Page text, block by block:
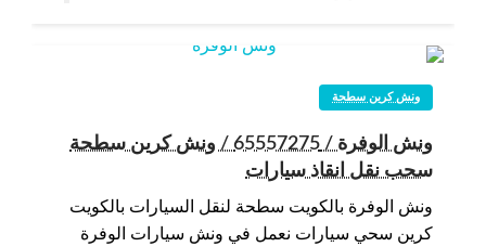
ونش كرين سطحة
ونش الوفرة / 65557275 / ونش كرين سطحة
سحب نقل انقاذ سيارات
ونش الوفرة بالكويت سطحة لنقل السيارات بالكويت
كرين سحي سيارات نعمل في ونش سيارات الوفرة